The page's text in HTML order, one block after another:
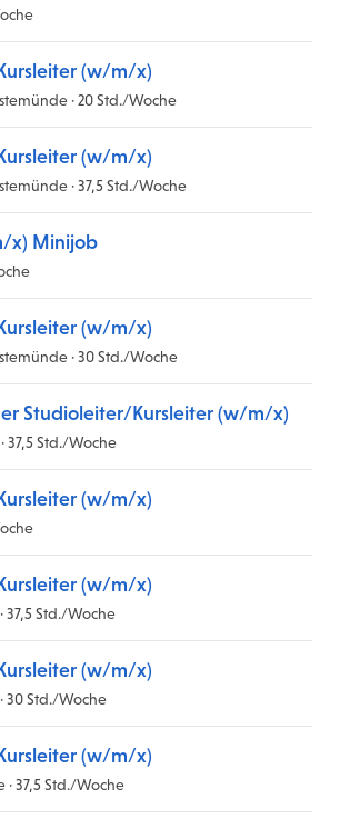
(w/m/x)
· 20 Std./Woche
(w/m/x)
· 37,5 Std./Woche
x) Minijob
(w/m/x)
· 30 Std./Woche
Studioleiter/Kursleiter (w/m/x)
37,5 Std./Woche
(w/m/x)
(w/m/x)
37,5 Std./Woche
(w/m/x)
30 Std./Woche
(w/m/x)
37,5 Std./Woche